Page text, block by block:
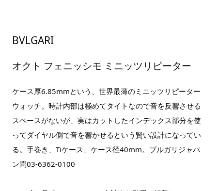
BVLGARI
オクト フェニッシモ ミニッツリピーター
ケース厚6.85mmという、世界最薄のミニッツリピーター
ウォッチ。時計内部は極めてタイトなので音を反響させる
スペースがないが、実はカットしたインデックス部分を使
ってダイヤル側で音を響かせるという賢い設計になってい
る。手巻き、Tiケース、ケース径40mm。ブルガリジャパ
ン問03-6362-0100